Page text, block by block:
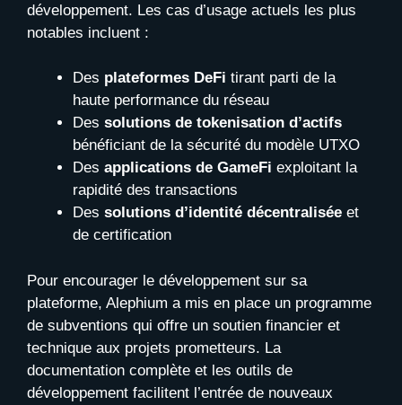
développement. Les cas d’usage actuels les plus
notables incluent :
Des plateformes DeFi tirant parti de la
haute performance du réseau
Des solutions de tokenisation d’actifs
bénéficiant de la sécurité du modèle UTXO
Des applications de GameFi exploitant la
rapidité des transactions
Des solutions d’identité décentralisée et
de certification
Pour encourager le développement sur sa
plateforme, Alephium a mis en place un programme
de subventions qui offre un soutien financier et
technique aux projets prometteurs. La
documentation complète et les outils de
développement facilitent l’entrée de nouveaux